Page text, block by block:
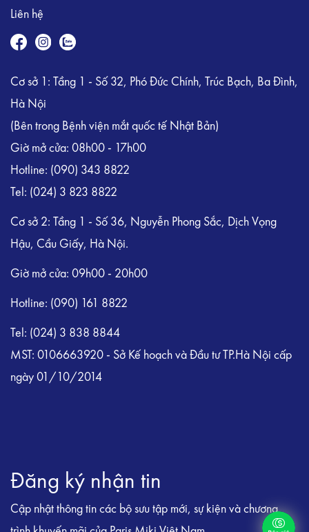
Liên hệ
Cơ sở 1: Tầng 1 - Số 32, Phó Đức Chính, Trúc Bạch, Ba Đình,
Hà Nội
(Bên trong Bệnh viện mắt quốc tế Nhật Bản)
Giờ mở cửa: 08h00 - 17h00
Hotline: (090) 343 8822
Tel: (024) 3 823 8822
Cơ sở 2: Tầng 1 - Số 36, Nguyễn Phong Sắc, Dịch Vọng
Hậu, Cầu Giấy, Hà Nội.
Giờ mở cửa: 09h00 - 20h00
Hotline: (090) 161 8822
Tel: (024) 3 838 8844
MST: 0106663920 - Sở Kế hoạch và Đầu tư TP.Hà Nội cấp
ngày 01/10/2014
Đăng ký nhận tin
Cập nhật thông tin các bộ sưu tập mới, sự kiện và chương